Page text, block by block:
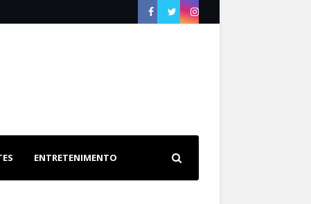
ENTRETENIMENTO